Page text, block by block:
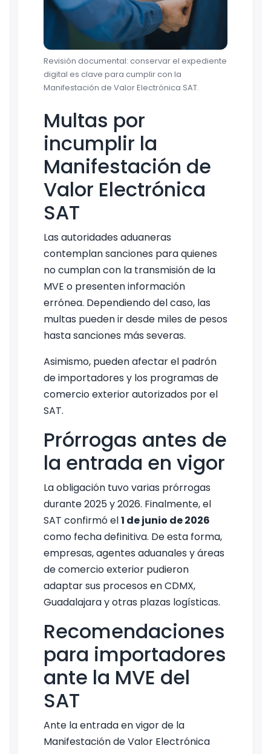
Revisión documental: conservar el expediente
digital es clave para cumplir con la
Manifestación de Valor Electrónica SAT.
Multas por
incumplir la
Manifestación de
Valor Electrónica
SAT
Las autoridades aduaneras
contemplan sanciones para quienes
no cumplan con la transmisión de la
MVE o presenten información
errónea. Dependiendo del caso, las
multas pueden ir desde miles de pesos
hasta sanciones más severas.
Asimismo, pueden afectar el padrón
de importadores y los programas de
comercio exterior autorizados por el
SAT.
Prórrogas antes de
la entrada en vigor
La obligación tuvo varias prórrogas
durante 2025 y 2026. Finalmente, el
SAT confirmó el1 de junio de 2026
como fecha definitiva. De esta forma,
empresas, agentes aduanales y áreas
de comercio exterior pudieron
adaptar sus procesos en CDMX,
Guadalajara y otras plazas logísticas.
Recomendaciones
para importadores
ante la MVE del
SAT
Ante la entrada en vigor de la
Manifestación de Valor Electrónica